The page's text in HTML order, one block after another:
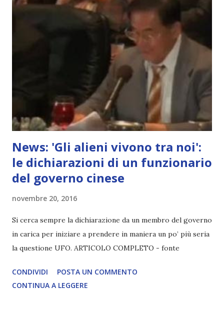
News: 'Gli alieni vivono tra noi':
le dichiarazioni di un funzionario
del governo cinese
novembre 20, 2016
Si cerca sempre la dichiarazione da un membro del governo
in carica per iniziare a prendere in maniera un po’ più seria
la questione UFO. ARTICOLO COMPLETO - fonte
CONDIVIDI
POSTA UN COMMENTO
CONTINUA A LEGGERE